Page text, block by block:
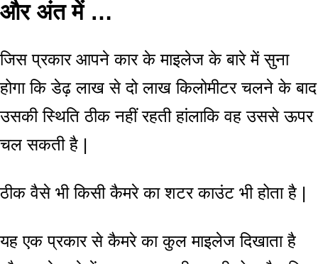
और अंत में …
जिस प्रकार आपने कार के माइलेज के बारे में सुना
होगा कि डेढ़ लाख से दो लाख किलोमीटर चलने के बाद
उसकी स्थिति ठीक नहीं रहती हांलाकि वह उससे ऊपर
चल सकती है |
ठीक वैसे भी किसी कैमरे का शटर काउंट भी होता है |
यह एक प्रकार से कैमरे का कुल माइलेज दिखाता है